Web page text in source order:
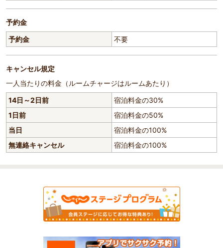
予約金
予約金
不要
キャンセル規定
一人当たりの料金（ルームチャージはルームあたり）
14日～2日前
宿泊料金の30%
1日前
宿泊料金の50%
当日
宿泊料金の100%
無連絡キャンセル
宿泊料金の100%